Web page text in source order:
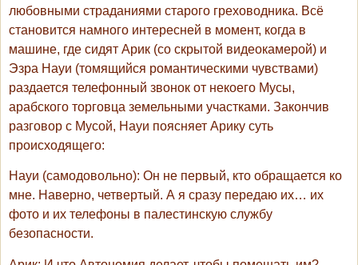
любовными страданиями старого греховодника. Всё
становится намного интересней в момент, когда в
машине, где сидят Арик (со скрытой видеокамерой) и
Эзра Науи (томящийся романтическими чувствами)
раздается телефонный звонок от некоего Мусы,
арабского торговца земельными участками. Закончив
разговор с Мусой, Науи поясняет Арику суть
происходящего:
Науи (самодовольно): Он не первый, кто обращается ко
мне. Наверно, четвертый. А я сразу передаю их… их
фото и их телефоны в палестинскую службу
безопасности.